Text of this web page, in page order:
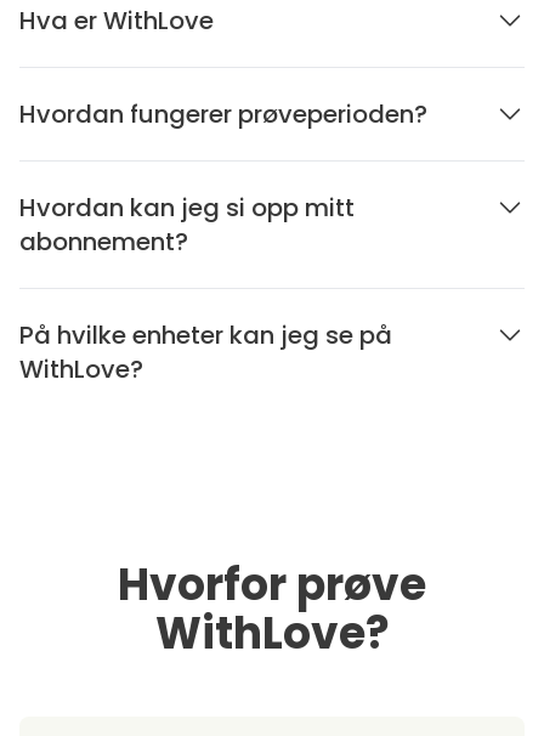
Hva er WithLove
Hvordan fungerer prøveperioden?
Hvordan kan jeg si opp mitt
abonnement?
På hvilke enheter kan jeg se på
WithLove?
Hvorfor prøve
WithLove?